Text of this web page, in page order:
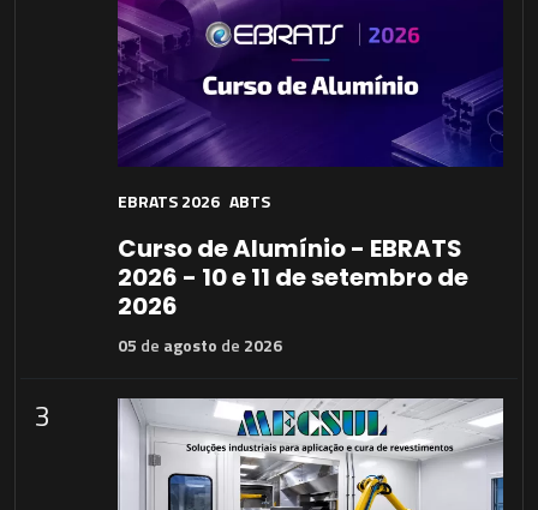
EBRATS 2026 ABTS
Curso de Alumínio - EBRATS
2026 - 10 e 11 de setembro de
2026
05 de agosto de 2026
3